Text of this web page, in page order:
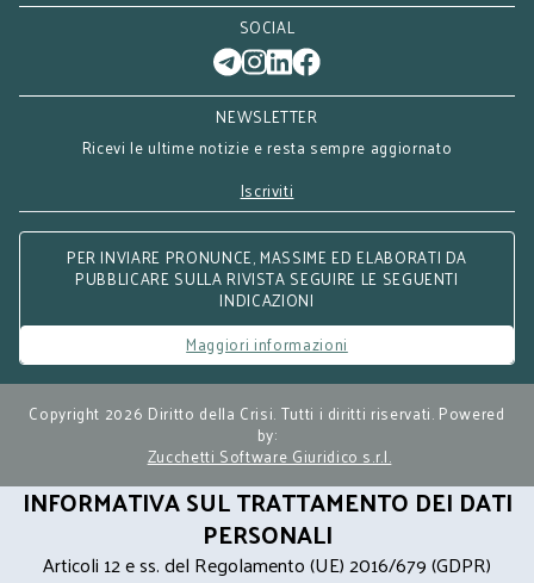
SOCIAL
NEWSLETTER
Ricevi le ultime notizie e resta sempre aggiornato
Iscriviti
PER INVIARE PRONUNCE, MASSIME ED ELABORATI DA
PUBBLICARE SULLA RIVISTA SEGUIRE LE SEGUENTI
INDICAZIONI
Maggiori informazioni
Copyright 2026 Diritto della Crisi. Tutti i diritti riservati. Powered
by:
Zucchetti Software Giuridico s.r.l.
INFORMATIVA SUL TRATTAMENTO DEI DATI
PERSONALI
Articoli 12 e ss. del Regolamento (UE) 2016/679 (GDPR)